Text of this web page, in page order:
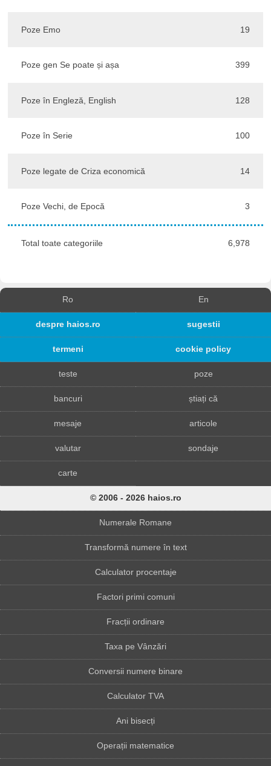
Poze Emo 19
Poze gen Se poate și așa 399
Poze în Engleză, English 128
Poze în Serie 100
Poze legate de Criza economică 14
Poze Vechi, de Epocă 3
Total toate categoriile 6,978
Ro En
despre haios.ro sugestii
termeni cookie policy
teste poze
bancuri știați că
mesaje articole
valutar sondaje
carte
© 2006 - 2026 haios.ro
Numerale Romane
Transformă numere în text
Calculator procentaje
Factori primi comuni
Fracții ordinare
Taxa pe Vânzări
Conversii numere binare
Calculator TVA
Ani bisecți
Operații matematice